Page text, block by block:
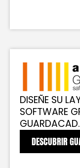
DISEÑE SU
SOFTWARE
GUARDACAD.
DESCUBRIR